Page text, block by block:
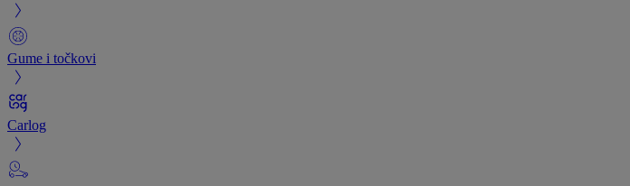
Gume i točkovi
Carlog